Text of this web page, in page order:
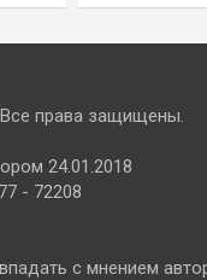
Все права защищены.
24.01.2018
- 72208
с мнением